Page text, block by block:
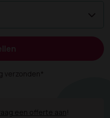
verzonden*
een offerte aan!